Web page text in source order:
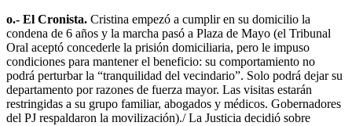
o.- El Cronista. Cristina empezó a cumplir en su domicilio la
condena de 6 años y la marcha pasó a Plaza de Mayo (el Tribunal
Oral aceptó concederle la prisión domiciliaria, pero le impuso
condiciones para mantener el beneficio: su comportamiento no
podrá perturbar la “tranquilidad del vecindario”. Solo podrá dejar su
departamento por razones de fuerza mayor. Las visitas estarán
restringidas a su grupo familiar, abogados y médicos. Gobernadores
del PJ respaldaron la movilización)./ La Justicia decidió sobre